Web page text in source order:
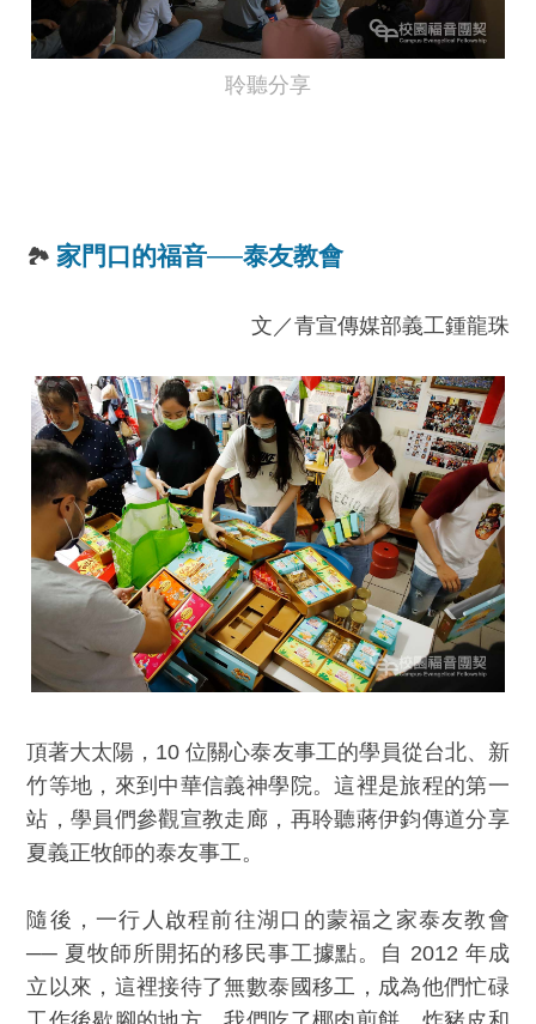
聆聽分享
🏞️家門口的福音──泰友教會
文／青宣傳媒部義工鍾龍珠
頂著大太陽，10 位關心泰友事工的學員從台北、新
竹等地，來到中華信義神學院。這裡是旅程的第一
站，學員們參觀宣教走廊，再聆聽蔣伊鈞傳道分享
夏義正牧師的泰友事工。
隨後，一行人啟程前往湖口的蒙福之家泰友教會
── 夏牧師所開拓的移民事工據點。自 2012 年成
立以來，這裡接待了無數泰國移工，成為他們忙碌